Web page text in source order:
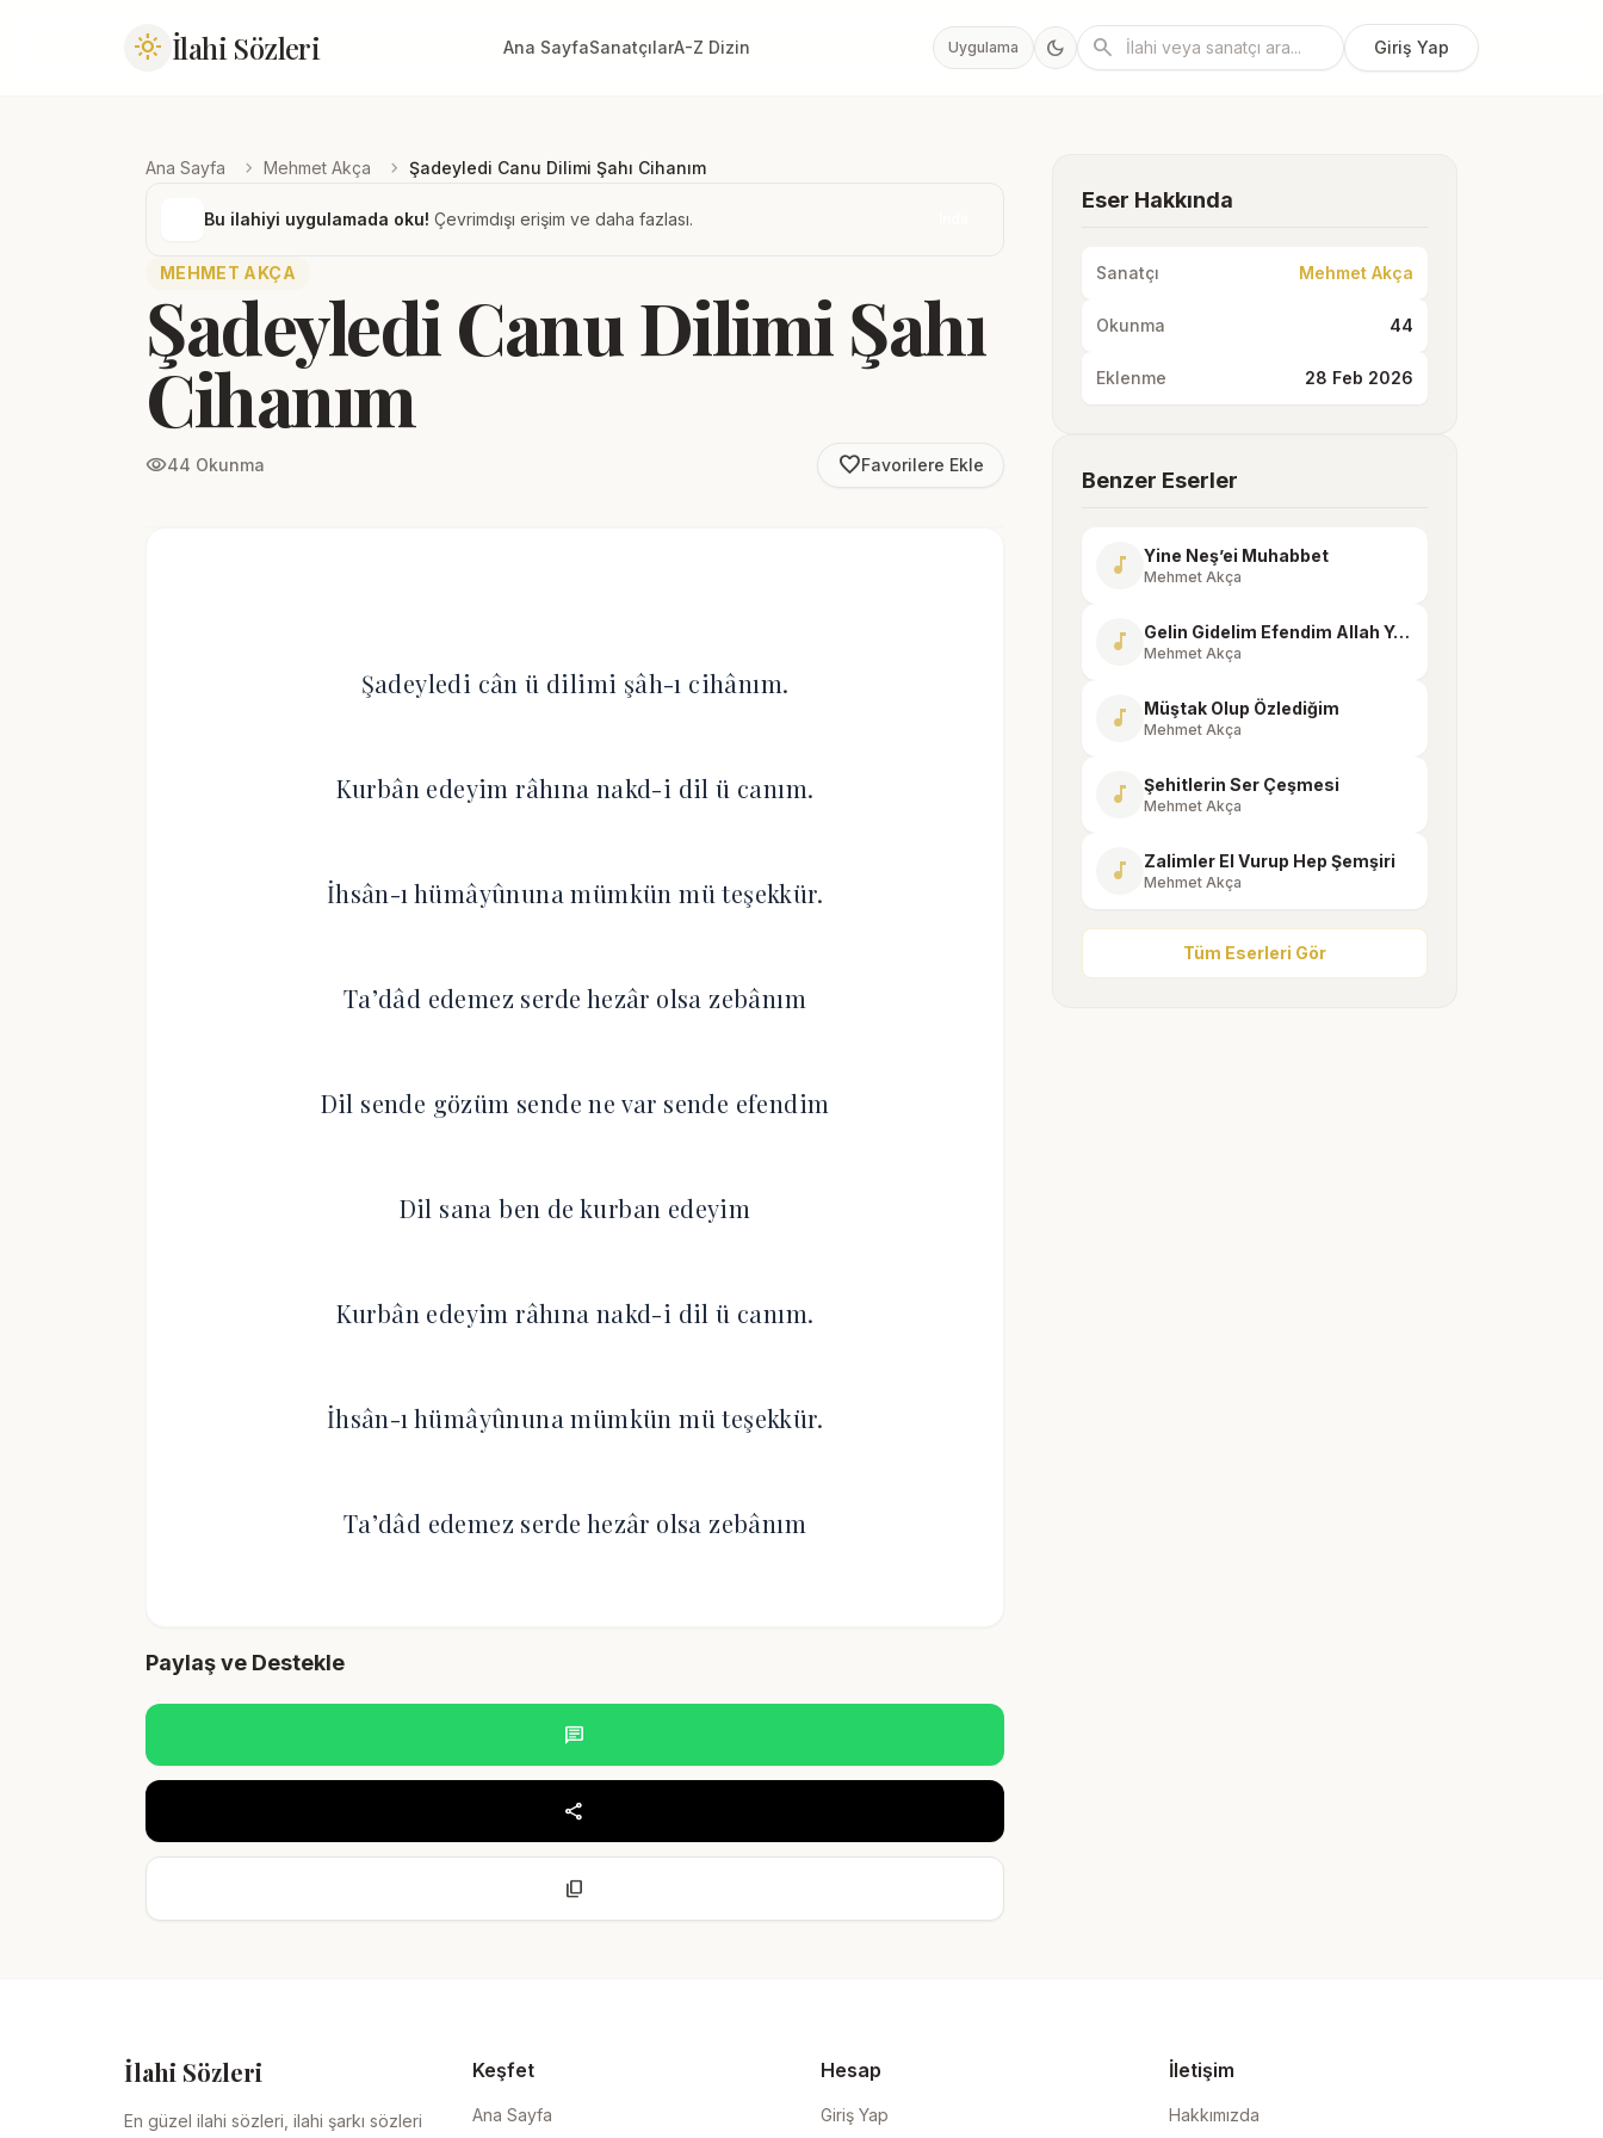
light_mode İlahi Sözleri Ana SayfaSanatçılarA-Z Dizin Uygulama dark_mode search Giriş Yap
Ana Sayfa chevron_right Mehmet Akça chevron_right Şadeyledi Canu Dilimi Şahı Cihanım
Bu ilahiyi uygulamada oku! Çevrimdışı erişim ve daha fazlası.
MEHMET AKÇA
Şadeyledi Canu Dilimi Şahı
Cihanım
visibility44 Okunma favorite_borderFavorilere Ekle
Şadeyledi cân ü dilimi şâh-ı cihânım.
Kurbân edeyim râhına nakd-i dil ü canım.
İhsân-ı hümâyûnuna mümkün mü teşekkür.
Ta’dâd edemez serde hezâr olsa zebânım
Dil sende gözüm sende ne var sende efendim
Dil sana ben de kurban edeyim
Kurbân edeyim râhına nakd-i dil ü canım.
İhsân-ı hümâyûnuna mümkün mü teşekkür.
Ta’dâd edemez serde hezâr olsa zebânım
Paylaş ve Destekle
chat
share
content_copy
Eser Hakkında
Sanatçı Mehmet Akça
Okunma 44
Eklenme 28 Feb 2026
Benzer Eserler
music_note Yine Neş’ei Muhabbet
Mehmet Akça
music_note Gelin Gidelim Efendim Allah Yoluna
Mehmet Akça
music_note Müştak Olup Özlediğim
Mehmet Akça
music_note Şehitlerin Ser Çeşmesi
Mehmet Akça
music_note Zalimler El Vurup Hep Şemşiri
Mehmet Akça
Tüm Eserleri Gör
İlahi Sözleri
En güzel ilahi sözleri, ilahi şarkı sözleri
Keşfet
Ana Sayfa
Hesap
Giriş Yap
İletişim
Hakkımızda